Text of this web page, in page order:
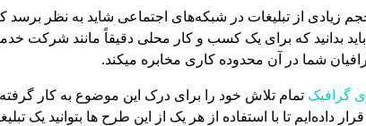
حجم زیادی از تبلیغات در شبکه‌های اجتماعی شاید به نظر
بدانید که برای یک کسب و کار محلی دقیقاً مانند شرکت
شما در آن محدوده کاری مخابره میکند.
گرافیک تمام تلاش خود را برای درک این موضوع به کار
قرار داده‌ایم تا با استفاده از هر یک از این طرح‌ ها